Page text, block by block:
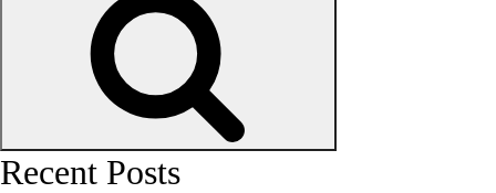
Recent Posts